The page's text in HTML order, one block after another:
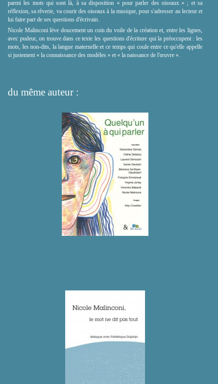
parmi les mots qui sont là, à sa disposition « pour parler des oiseaux» ; et sa
réflexion, sa rêverie, va courir des oiseaux à la musique, pour s'adresser au lecteur et
lui faire part de ses questions d'écrivain.
Nicole Malinconi lève doucement un coin du voile de la création et, entre les lignes,
avec pudeur, on trouve dans ce texte les questions d'écriture qui la préoccupent : les
mots, les non-dits, la langue maternelle et ce temps qui coule entre ce qu'elle appelle
si justement « la connaissance des modèles » et « la naissance de l'œuvre »
du même auteur :